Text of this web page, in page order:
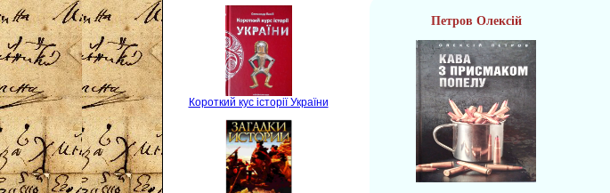
Короткий кус історії України
Петров Олексій